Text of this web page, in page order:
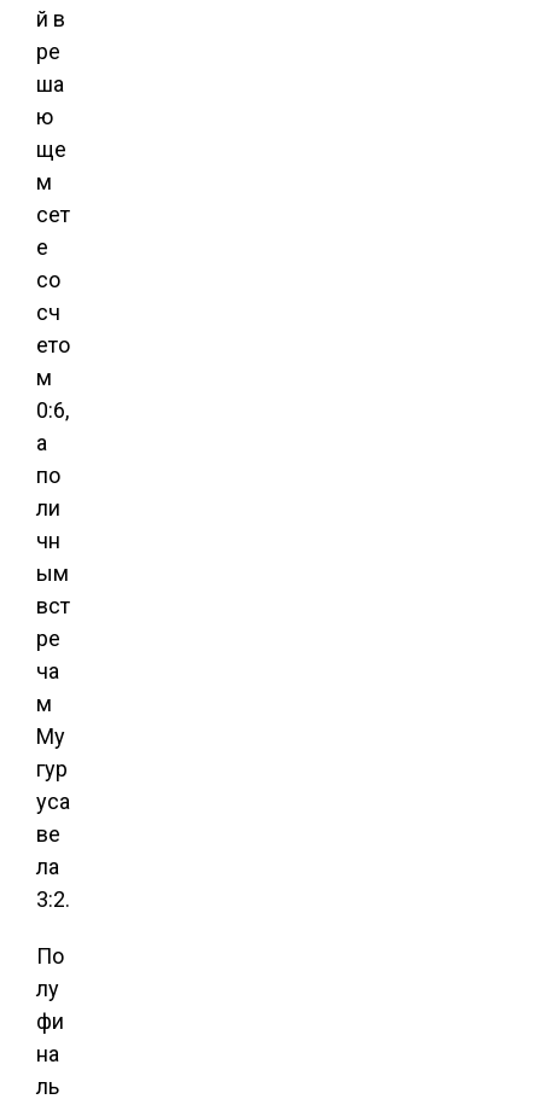
й в
ре
ша
ю
ще
м
сет
е
со
сч
ето
м
0:6,
а
по
ли
чн
ым
вст
ре
ча
м
Му
гур
уса
ве
ла
3:2.
По
лу
фи
на
ль